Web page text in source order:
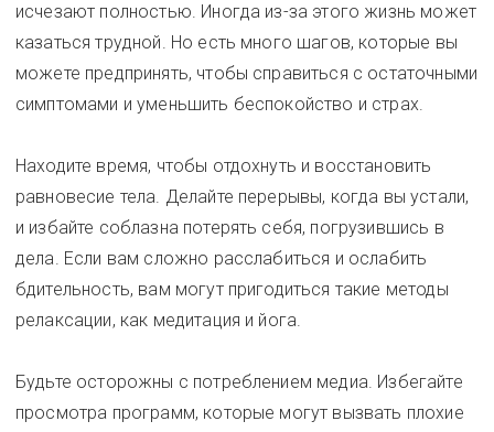
исчезают полностью. Иногда из-за этого жизнь может
казаться трудной. Но есть много шагов, которые вы
можете предпринять, чтобы справиться с остаточными
симптомами и уменьшить беспокойство и страх.
Находите время, чтобы отдохнуть и восстановить
равновесие тела. Делайте перерывы, когда вы устали,
и избайте соблазна потерять себя, погрузившись в
дела. Если вам сложно расслабиться и ослабить
бдительность, вам могут пригодиться такие методы
релаксации, как медитация и йога.
Будьте осторожны с потреблением медиа. Избегайте
просмотра программ, которые могут вызвать плохие